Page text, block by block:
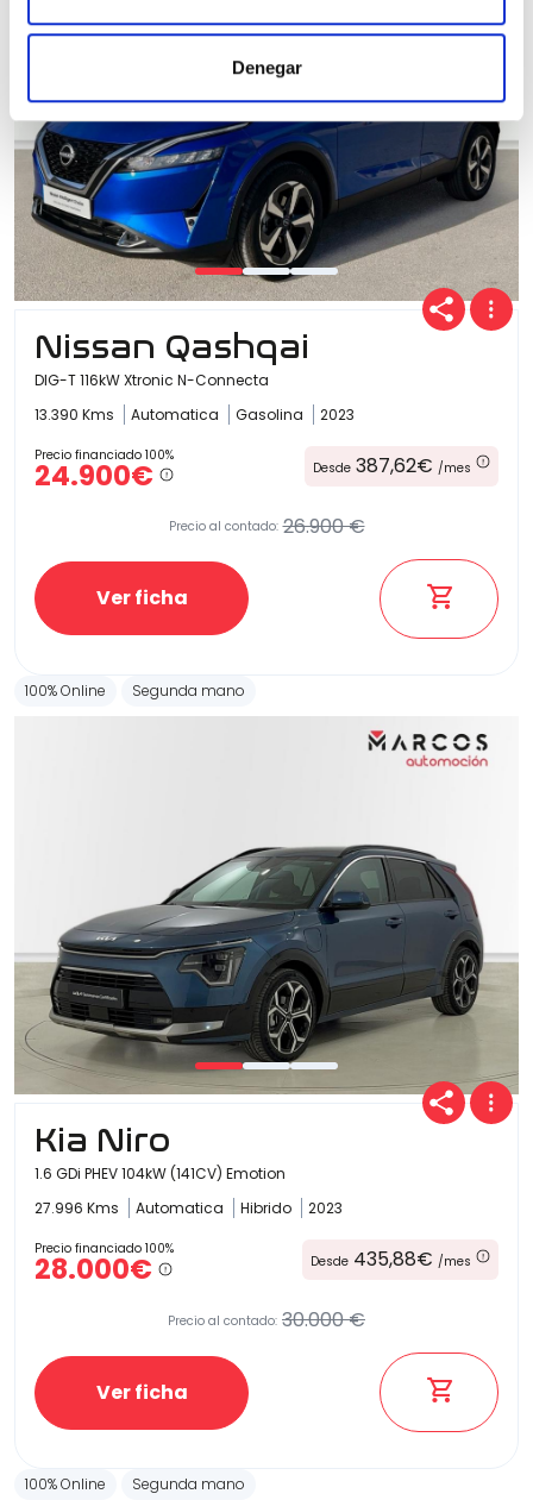
Denegar
Nissan Qashqai
DIG-T 116kW Xtronic N-Connecta
13.390 Kms
Automatica Gasolina 2023
Precio financiado 100%
24.900€ Desde 387,62€ /mes
Precio al contado: 26.900 €
Ver ficha
100% Online Segunda mano
Kia Niro
1.6 GDi PHEV 104kW (141CV) Emotion
27.996 Kms
Automatica Hibrido 2023
Precio financiado 100%
28.000€ Desde 435,88€ /mes
Precio al contado: 30.000 €
Ver ficha
100% Online Segunda mano